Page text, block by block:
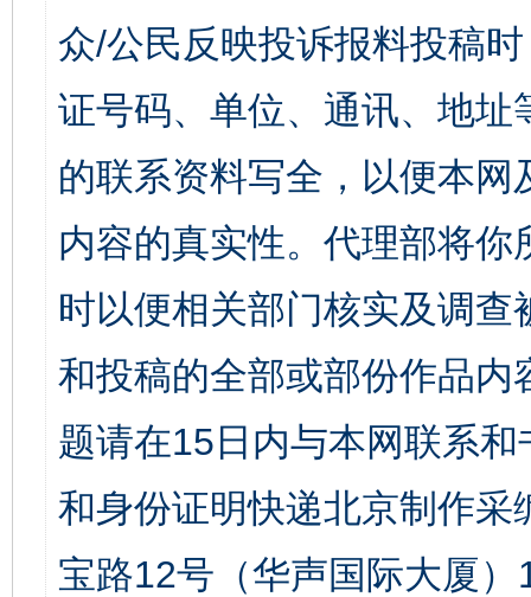
众/公民反映投诉报料投稿
证号码、单位、通讯、地
的联系资料写全，以便本
内容的真实性。代理部将
时以便相关部门核实及调
和投稿的全部或部份作品
题请在15日内与本网联系
和身份证明快递北京制作
宝路12号（华声国际大厦